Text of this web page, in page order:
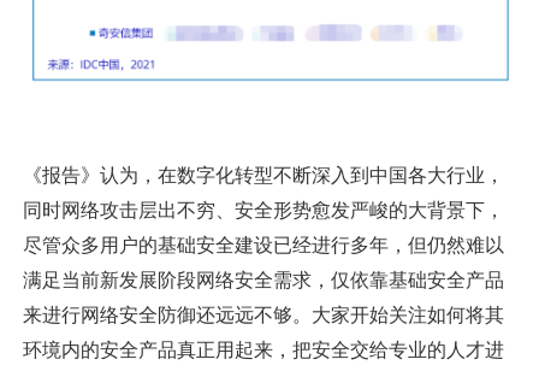
《报告》认为，在数字化转型不断深入到中国各大行业，
同时网络攻击层出不穷、安全形势愈发严峻的大背景下，
尽管众多用户的基础安全建设已经进行多年，但仍然难以
满足当前新发展阶段网络安全需求，仅依靠基础安全产品
来进行网络安全防御还远远不够。大家开始关注如何将其
环境内的安全产品真正用起来，把安全交给专业的人才进